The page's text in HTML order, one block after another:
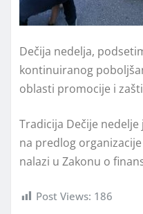
Dečija nedelja,
kontinuiranog
oblasti promocije i
Tradicija Dečije
na predlog
nalazi u Zakonu o
Post Views: 186